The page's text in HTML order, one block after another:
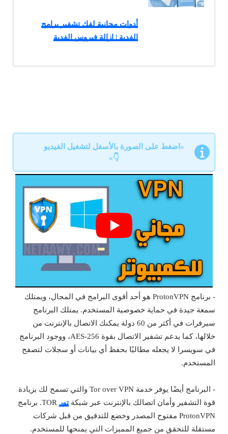
أدوات مجانية لفك تشفير برامج
الفدية | إزالة فيروس الفدية
«اضغط على الصورة بالأسفل لتشغيل الفيديو
👇»
- برنامج ProtonVPN هو أحد أقوى البرامج في المجال، ويمتلك
سمعة جيدة في حماية خصوصية المستخدم. يمتلك البرنامج
سيرفرات في أكثر من 60 دولة يمكنك الاتصال بالإنترنت من
خلالها، كما يدعم تشفير الاتصال بقوة AES-256، ووجود البرنامج
في سويسرا لا يجعله مطالبًا بحفظ أي بيانات أو سجلات لتصفح
المستخدم.
- البرنامج أيضًا يوفر خدمة Tor over VPN والتي تسمح لك بزيادة
قوة التشفير وأمان اتصالك بالإنترنت عبر شبكةتور
TOR. برنامج
ProtonVPN مفتوح المصدر وخضع للتدقيق من قبل شركات
مستقلة للتحقق من جميع المميزات التي يمنحها للمستخدم.